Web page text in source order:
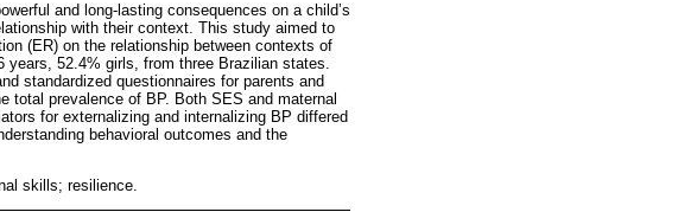
and long-lasting consequences on a child’s
with their context. This study aimed to
(ER) on the relationship between contexts of
years, 52.4% girls, from three Brazilian states.
standardized questionnaires for parents and
prevalence of BP. Both SES and maternal
for externalizing and internalizing BP differed
behavioral outcomes and the
skills; resilience.